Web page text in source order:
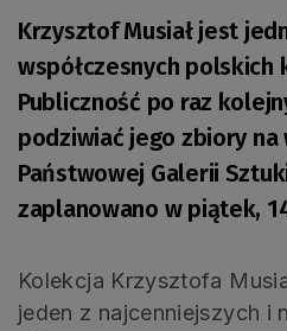
Krzysztof Musiał jest
współczesnych polskich
Publiczność po raz
podziwiać jego zbiory na
Państwowej Galerii
zaplanowano w piątek,
Kolekcja Krzysztofa
jeden z najcenniejszych i